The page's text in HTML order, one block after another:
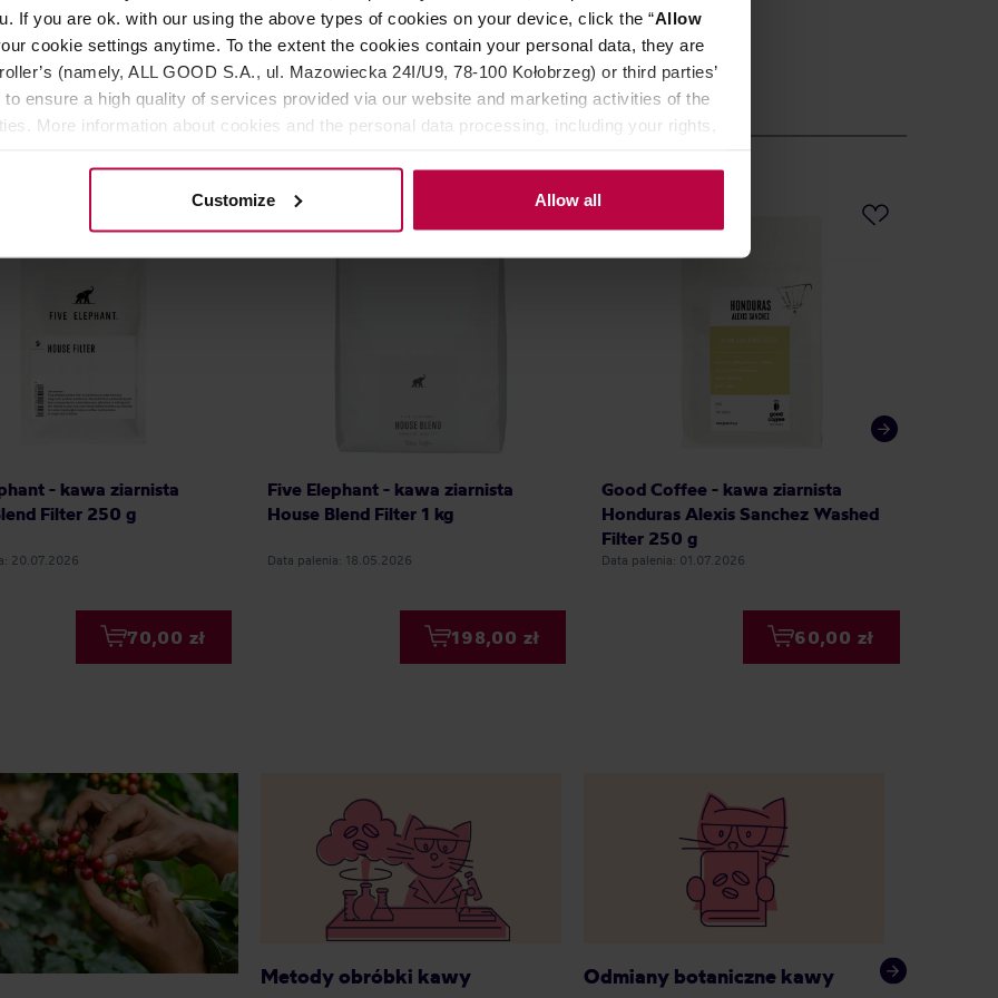
If you are ok. with our using the above types of cookies on your device, click the “Allow
cookie settings anytime. To the extent the cookies contain your personal data, they are
(namely, ALL GOOD S.A., ul. Mazowiecka 24I/U9, 78-100 Kołobrzeg) or third parties’
ensure a high quality of services provided via our website and marketing activities of the
More information about cookies and the personal data processing, including your rights,
Customize Allow all
- kawa ziarnista
Filter 250 g
20.07.2026
70,00 zł
Five Elephant - kawa ziarnista
House Blend Filter 1 kg
Data palenia: 18.05.2026
198,00 zł
Good Coffee - kawa ziarnista
Honduras Alexis Sanchez Washed
Filter 250 g
Data palenia: 01.07.2026
60,00 zł
Metody obróbki kawy Odmiany botaniczne kawy